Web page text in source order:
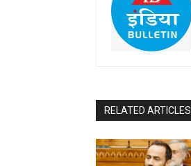
RELATED ARTICLES